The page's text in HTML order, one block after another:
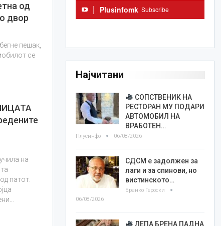
од
двор
пешак,
се
на
патот.
Plusinfomk Subscribe
Најчитани
СОПСТВЕНИК НА
РЕСТОРАН МУ ПОДАРИ
АВТОМОБИЛ НА
ВРАБОТЕН…
Плусинфо 06/08/2026
СДСМ е задолжен за
лаги и за спинови, но
вистинското…
Бранко Героски
06/08/2026
ЛЕПА БРЕНА ПАДНА